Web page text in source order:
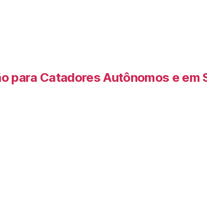
para Catadores Autônomos e em